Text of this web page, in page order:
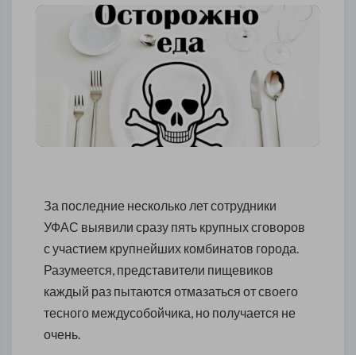
За последние несколько лет сотрудники
УФАС выявили сразу пять крупных сговоров
с участием крупнейших комбинатов города.
Разумеется, представители пищевиков
каждый раз пытаются отмазаться от своего
тесного междусобойчика, но получается не
очень.